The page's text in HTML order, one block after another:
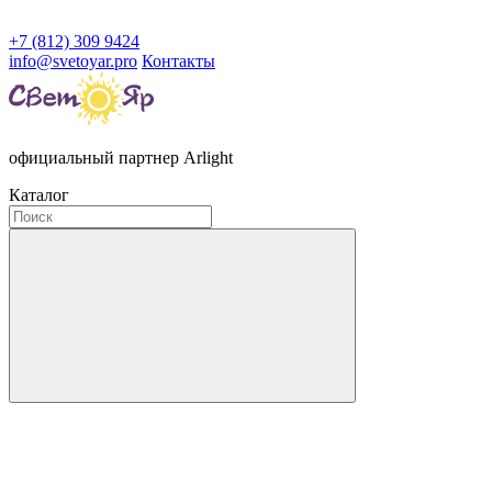
+7 (812) 309 9424
info@svetoyar.pro Контакты
официальный партнер Arlight
Каталог